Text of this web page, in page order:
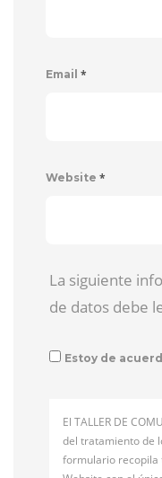
Email *
Website *
La siguiente
de datos debe
Estoy de
El TALLER DE
del tratamiento de
formulario recopila